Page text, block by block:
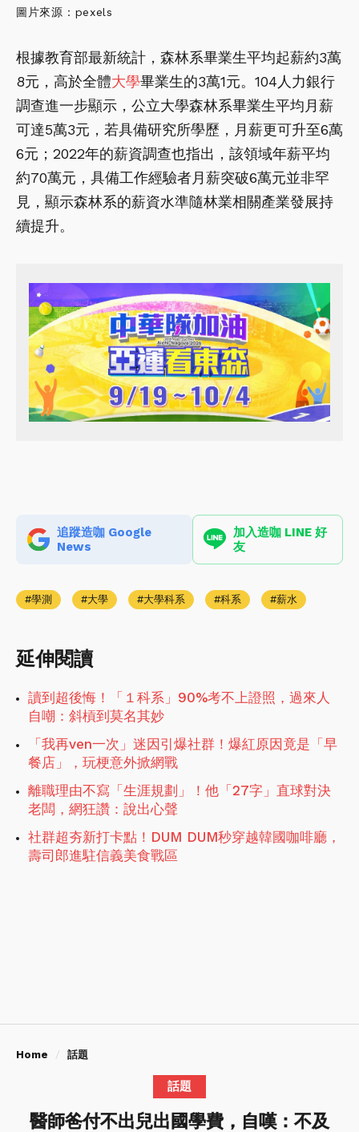
圖片來源：pexels
根據教育部最新統計，森林系畢業生平均起薪約3萬
8元，高於全體大學畢業生的3萬1元。104人力銀行
調查進一步顯示，公立大學森林系畢業生平均月薪
可達5萬3元，若具備研究所學歷，月薪更可升至6萬
6元；2022年的薪資調查也指出，該領域年薪平均
約70萬元，具備工作經驗者月薪突破6萬元並非罕
見，顯示森林系的薪資水準隨林業相關產業發展持
續提升。
追蹤造咖 Google
News
加入造咖 LINE 好
友
學測 大學 大學科系 科系 薪水
延伸閱讀
讀到超後悔！「１科系」90%考不上證照，過來人
自嘲：斜槓到莫名其妙
「我再ven一次」迷因引爆社群！爆紅原因竟是「早
餐店」，玩梗意外掀網戰
離職理由不寫「生涯規劃」！他「27字」直球對決
老闆，網狂讚：說出心聲
社群超夯新打卡點！DUM DUM秒穿越韓國咖啡廳，
壽司郎進駐信義美食戰區
Home 話題
話題
醫師爸付不出兒出國學費，自嘆：不及